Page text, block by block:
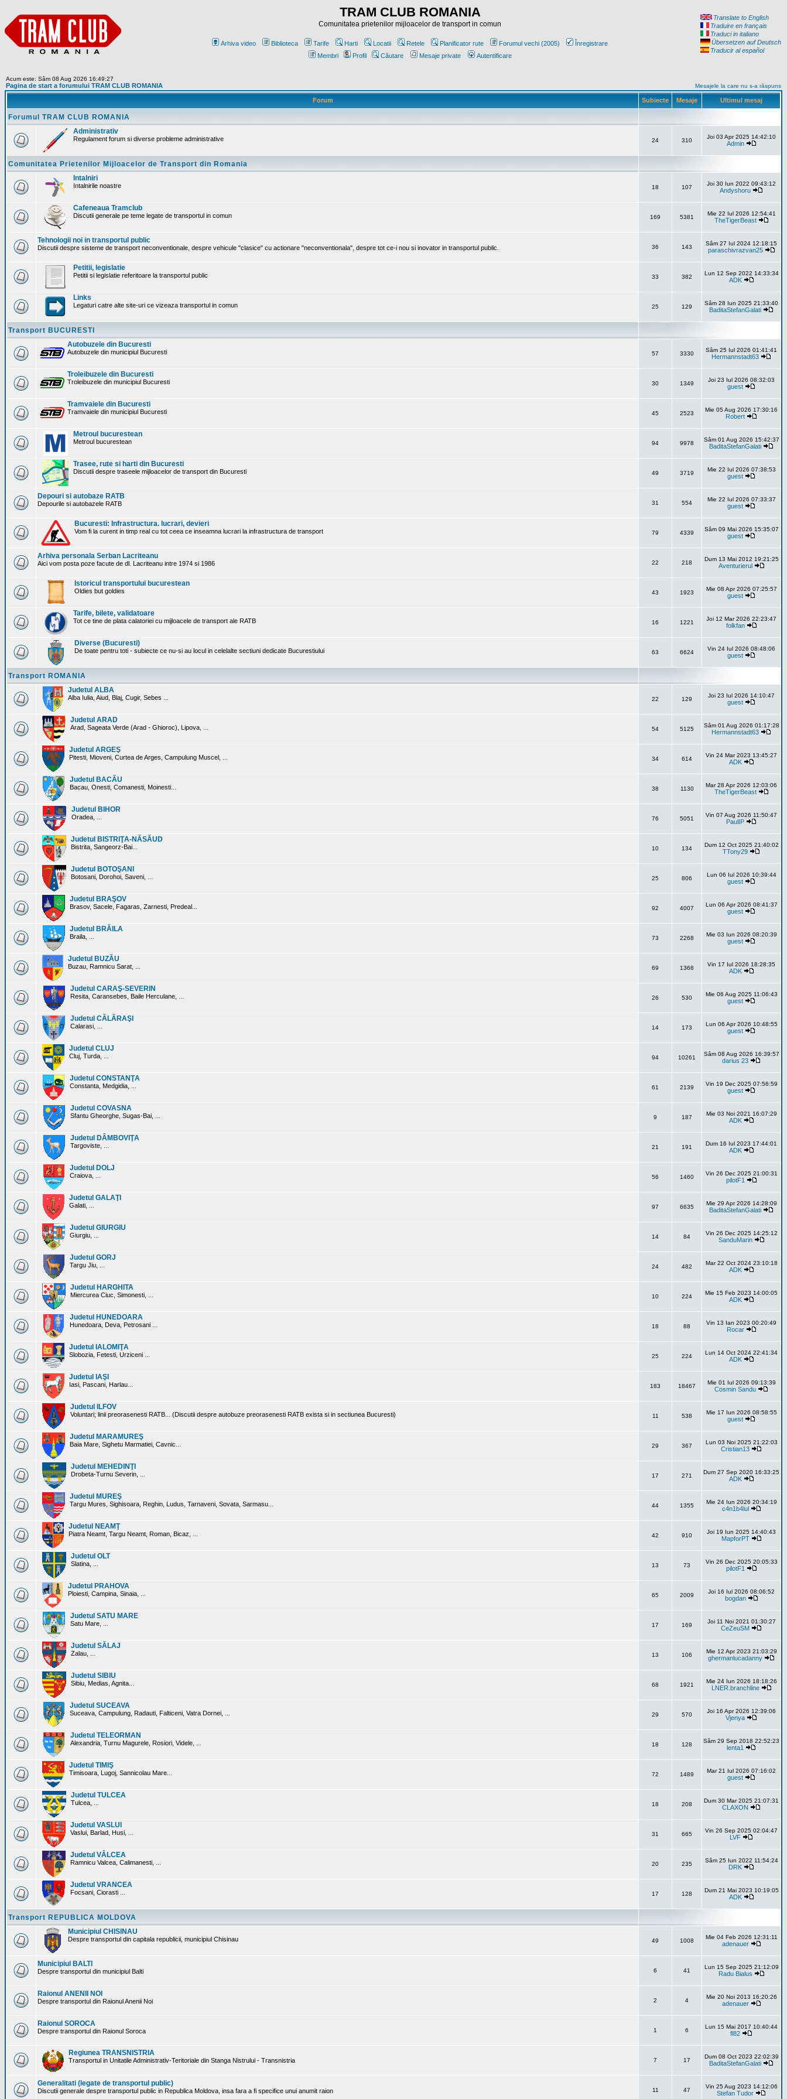
TRAM CLUB ROMANIA
Comunitatea prietenilor mijloacelor de transport in comun
Arhiva video Biblioteca Tarife Harti Locatii Retele Planificator rute Forumul vechi (2005)
Înregistrare
Membri
Profil Căutare Mesaje private Autentificare
Translate to English
Traduire en français
Traduci in italiano
Übersetzen auf Deutsch
Traducir al español
Acum este: Sâm 08 Aug 2026 16:49:27
Pagina de start a forumului TRAM CLUB ROMANIA Mesajele la care nu s-a răspuns
Forum Subiecte Mesaje Ultimul mesaj
Forumul TRAM CLUB ROMANIA
Administrativ
Regulament forum si diverse probleme administrative 24 310
Joi 03 Apr 2025 14:42:10
Admin
Comunitatea Prietenilor Mijloacelor de Transport din Romania
Intalniri
Intalnirile noastre 18 107
Joi 30 Iun 2022 09:43:12
Andyshoru
Cafeneaua Tramclub
Discutii generale pe teme legate de transportul in comun 169 5381
Mie 22 Iul 2026 12:54:41
TheTigerBeast
Tehnologii noi in transportul public
Discutii despre sisteme de transport neconventionale, despre vehicule "clasice" cu actionare "neconventionala", despre tot ce-i nou si inovator in transportul public. 36 143
Sâm 27 Iul 2024 12:18:15
paraschivrazvan25
Petitii, legislatie
Petitii si legislatie referitoare la transportul public 33 382
Lun 12 Sep 2022 14:33:34
ADK
Links
Legaturi catre alte site-uri ce vizeaza transportul in comun 25 129
Sâm 28 Iun 2025 21:33:40
BaditaStefanGalati
Transport BUCURESTI
Autobuzele din Bucuresti
Autobuzele din municipiul Bucuresti 57 3330
Sâm 25 Iul 2026 01:41:41
Hermannstadt63
Troleibuzele din Bucuresti
Troleibuzele din municipiul Bucuresti 30 1349
Joi 23 Iul 2026 08:32:03
guest
Tramvaiele din Bucuresti
Tramvaiele din municipiul Bucuresti 45 2523
Mie 05 Aug 2026 17:30:16
Robert
Metroul bucurestean
Metroul bucurestean 94 9978
Sâm 01 Aug 2026 15:42:37
BaditaStefanGalati
Trasee, rute si harti din Bucuresti
Discutii despre traseele mijloacelor de transport din Bucuresti 49 3719
Mie 22 Iul 2026 07:38:53
guest
Depouri si autobaze RATB
Depourile si autobazele RATB 31 554
Mie 22 Iul 2026 07:33:37
guest
Bucuresti: Infrastructura. lucrari, devieri
Vom fi la curent in timp real cu tot ceea ce inseamna lucrari la infrastructura de transport 79 4339
Sâm 09 Mai 2026 15:35:07
guest
Arhiva personala Serban Lacriteanu
Aici vom posta poze facute de dl. Lacriteanu intre 1974 si 1986 22 218
Dum 13 Mai 2012 19:21:25
Aventurierul
Istoricul transportului bucurestean
Oldies but goldies 43 1923
Mie 08 Apr 2026 07:25:57
guest
Tarife, bilete, validatoare
Tot ce tine de plata calatoriei cu mijloacele de transport ale RATB 16 1221
Joi 12 Mar 2026 22:23:47
folkfan
Diverse (Bucuresti)
De toate pentru toti - subiecte ce nu-si au locul in celelalte sectiuni dedicate Bucurestiului 63 6624
Vin 24 Iul 2026 08:48:06
guest
Transport ROMANIA
Judetul ALBA
Alba Iulia, Aiud, Blaj, Cugir, Sebes ... 22 129
Joi 23 Iul 2026 14:10:47
guest
Judetul ARAD
Arad, Sageata Verde (Arad - Ghioroc), Lipova, ... 54 5125
Sâm 01 Aug 2026 01:17:28
Hermannstadt63
Judetul ARGEŞ
Pitesti, Mioveni, Curtea de Arges, Campulung Muscel, ... 34 614
Vin 24 Mar 2023 13:45:27
ADK
Judetul BACĂU
Bacau, Onesti, Comanesti, Moinesti... 38 1130
Mar 28 Apr 2026 12:03:06
TheTigerBeast
Judetul BIHOR
Oradea, ... 76 5051
Vin 07 Aug 2026 11:50:47
PaulIP
Judetul BISTRIŢA-NĂSĂUD
Bistrita, Sangeorz-Bai... 10 134
Dum 12 Oct 2025 21:40:02
TTony29
Judetul BOTOŞANI
Botosani, Dorohoi, Saveni, ... 25 806
Lun 06 Iul 2026 10:39:44
guest
Judetul BRAŞOV
Brasov, Sacele, Fagaras, Zarnesti, Predeal... 92 4007
Lun 06 Apr 2026 08:41:37
guest
Judetul BRĂILA
Braila, ... 73 2268
Mie 03 Iun 2026 08:20:39
guest
Judetul BUZĂU
Buzau, Ramnicu Sarat, ... 69 1368
Vin 17 Iul 2026 18:28:35
ADK
Judetul CARAŞ-SEVERIN
Resita, Caransebes, Baile Herculane, ... 26 530
Mie 06 Aug 2025 11:06:43
guest
Judetul CĂLĂRAŞI
Calarasi, ... 14 173
Lun 06 Apr 2026 10:48:55
guest
Judetul CLUJ
Cluj, Turda, ... 94 10261
Sâm 08 Aug 2026 16:39:57
darius 23
Judetul CONSTANŢA
Constanta, Medgidia, ... 61 2139
Vin 19 Dec 2025 07:56:59
guest
Judetul COVASNA
Sfantu Gheorghe, Sugas-Bai, ... 9 187
Mie 03 Noi 2021 16:07:29
ADK
Judetul DÂMBOVIŢA
Targoviste, ... 21 191
Dum 16 Iul 2023 17:44:01
ADK
Judetul DOLJ
Craiova, ... 56 1460
Vin 26 Dec 2025 21:00:31
pilotF1
Judetul GALAŢI
Galati, ... 97 6635
Mie 29 Apr 2026 14:28:09
BaditaStefanGalati
Judetul GIURGIU
Giurgiu, ... 14 84
Vin 26 Dec 2025 14:25:12
SanduMarin
Judetul GORJ
Targu Jiu, ... 24 482
Mar 22 Oct 2024 23:10:18
ADK
Judetul HARGHITA
Miercurea Ciuc, Simonesti, ... 10 224
Mie 15 Feb 2023 14:00:05
ADK
Judetul HUNEDOARA
Hunedoara, Deva, Petrosani ... 18 88
Vin 13 Ian 2023 00:20:49
Rocar
Judetul IALOMIŢA
Slobozia, Fetesti, Urziceni ... 25 224
Lun 14 Oct 2024 22:41:34
ADK
Judetul IAŞI
Iasi, Pascani, Harlau... 183 18467
Mie 01 Iul 2026 09:13:39
Cosmin Sandu
Judetul ILFOV
Voluntari; linii preorasenesti RATB... (Discutii despre autobuze preorasenesti RATB exista si in sectiunea Bucuresti) 11 538
Mie 17 Iun 2026 08:58:55
guest
Judetul MARAMUREŞ
Baia Mare, Sighetu Marmatiei, Cavnic... 29 367
Lun 03 Noi 2025 21:22:03
Cristian13
Judetul MEHEDINŢI
Drobeta-Turnu Severin, ... 17 271
Dum 27 Sep 2020 16:33:25
ADK
Judetul MUREŞ
Targu Mures, Sighisoara, Reghin, Ludus, Tarnaveni, Sovata, Sarmasu... 44 1355
Mie 24 Iun 2026 20:34:19
c4n1b4lul
Judetul NEAMŢ
Piatra Neamt, Targu Neamt, Roman, Bicaz, ... 42 910
Joi 19 Iun 2025 14:40:43
MapforPT
Judetul OLT
Slatina, ... 13 73
Vin 26 Dec 2025 20:05:33
pilotF1
Judetul PRAHOVA
Ploiesti, Campina, Sinaia, ... 65 2009
Joi 16 Iul 2026 08:06:52
bogdan
Judetul SATU MARE
Satu Mare, ... 17 169
Joi 11 Noi 2021 01:30:27
CeZeuSM
Judetul SĂLAJ
Zalau, ... 13 106
Mie 12 Apr 2023 21:03:29
ghermanlucadanny
Judetul SIBIU
Sibiu, Medias, Agnita... 68 1921
Mie 24 Iun 2026 18:18:26
LNER.branchline
Judetul SUCEAVA
Suceava, Campulung, Radauti, Falticeni, Vatra Dornei, ... 29 570
Joi 16 Apr 2026 12:39:06
Vjenya
Judetul TELEORMAN
Alexandria, Turnu Magurele, Rosiori, Videle, ... 18 128
Sâm 29 Sep 2018 22:52:23
lenta1
Judetul TIMIŞ
Timisoara, Lugoj, Sannicolau Mare... 72 1489
Mar 21 Iul 2026 07:16:02
guest
Judetul TULCEA
Tulcea, ... 18 208
Dum 30 Mar 2025 21:07:31
CLAXON
Judetul VASLUI
Vaslui, Barlad, Husi, ... 31 665
Vin 26 Sep 2025 02:04:47
LVF
Judetul VÂLCEA
Ramnicu Valcea, Calimanesti, ... 20 235
Sâm 25 Iun 2022 11:54:24
DRK
Judetul VRANCEA
Focsani, Ciorasti ... 17 128
Dum 21 Mai 2023 10:19:05
ADK
Transport REPUBLICA MOLDOVA
Municipiul CHISINAU
Despre transportul din capitala republicii, municipiul Chisinau 49 1008
Mie 04 Feb 2026 12:31:11
adenauer
Municipiul BALTI
Despre transportul din municipiul Balti 6 41
Lun 15 Sep 2025 21:12:09
Radu Bialus
Raionul ANENII NOI
Despre transportul din Raionul Anenii Noi 2 4
Mie 20 Noi 2013 16:20:26
adenauer
Raionul SOROCA
Despre transportul din Raionul Soroca 1 6
Lun 15 Mai 2017 10:40:44
fl82
Regiunea TRANSNISTRIA
Transportul in Unitatile Administrativ-Teritoriale din Stanga Nistrului - Transnistria 7 17
Dum 08 Oct 2023 22:02:39
BaditaStefanGalati
Generalitati (legate de transportul public)
Discutii generale despre transportul public in Republica Moldova, insa fara a fi specifice unui anumit raion 11 47
Vin 25 Aug 2023 14:12:06
Stefan Tudor